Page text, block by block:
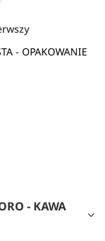
- OPAKOWANIE
- KAWA